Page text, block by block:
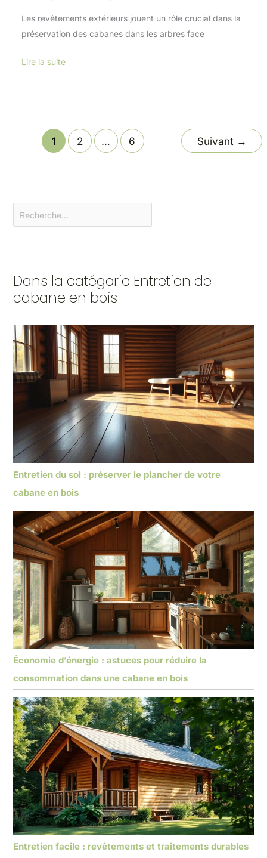
Les revêtements extérieurs jouent un rôle crucial dans la
préservation des cabanes dans les arbres face
Lire la suite
1 2 … 6 Suivant →
Dans la catégorie Entretien de
cabane en bois
Entretien du sol : préserver le plancher de votre
cabane en bois
Économie d’énergie : astuces pour réduire la
consommation dans une cabane en bois
Entretien facile : revêtements et traitements durables